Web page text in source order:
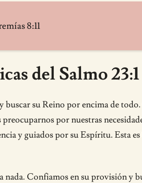
8:11
del Salmo 23:1
buscar su Reino por encima de
por nuestras
y guiados por su Espíritu. Esta
nada. Confiamos en su provisión y